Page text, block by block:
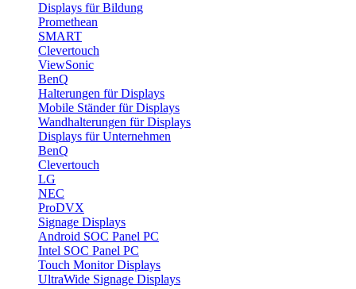
Displays für Bildung
Promethean
SMART
Clevertouch
ViewSonic
BenQ
Halterungen für Displays
Mobile Ständer für Displays
Wandhalterungen für Displays
Displays für Unternehmen
BenQ
Clevertouch
LG
NEC
ProDVX
Signage Displays
Android SOC Panel PC
Intel SOC Panel PC
Touch Monitor Displays
UltraWide Signage Displays